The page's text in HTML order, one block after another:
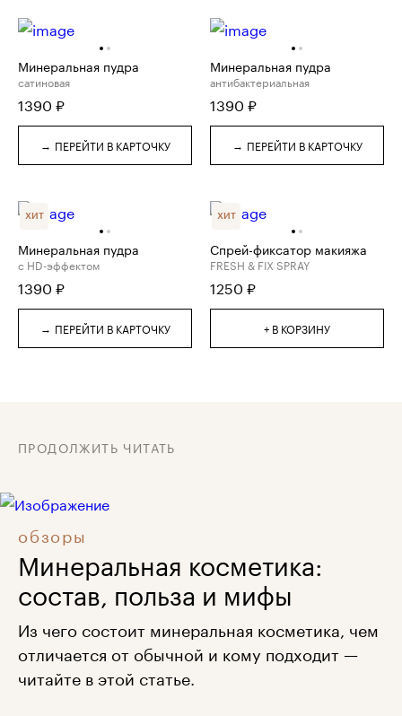
Минеральная пудра
сатиновая
1390 ₽
→ ПЕРЕЙТИ В КАРТОЧКУ
Минеральная пудра
антибактериальная
1390 ₽
→ ПЕРЕЙТИ В КАРТОЧКУ
ХИТ
Минеральная пудра
с HD-эффектом
1390 ₽
→ ПЕРЕЙТИ В КАРТОЧКУ
ХИТ
Спрей-фиксатор макияжа
FRESH & FIX SPRAY
1250 ₽
+ В КОРЗИНУ
ПРОДОЛЖИТЬ ЧИТАТЬ
обзоры
Минеральная косметика:
состав, польза и мифы
Из чего состоит минеральная косметика, чем
отличается от обычной и кому подходит —
читайте в этой статье.